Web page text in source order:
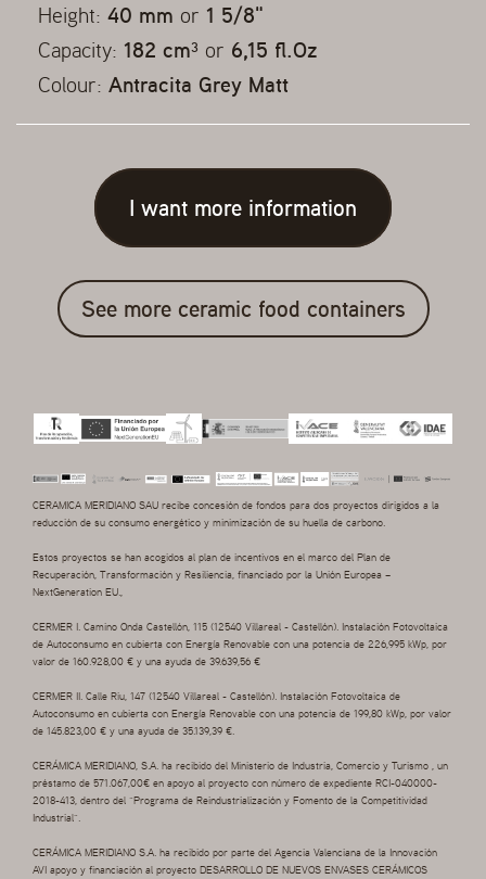
Height: 40 mm or 1 5/8"
Capacity: 182 cm³ or 6,15 fl.Oz
Colour: Antracita Grey Matt
I want more information
See more ceramic food containers
CERAMICA MERIDIANO SAU recibe concesión de fondos para dos proyectos dirigidos a la
reducción de su consumo energético y minimización de su huella de carbono.
Estos proyectos se han acogidos al plan de incentivos en el marco del Plan de
Recuperación, Transformación y Resiliencia, financiado por la Unión Europea –
NextGeneration EU.,
CERMER I. Camino Onda Castellón, 115 (12540 Villareal - Castellón). Instalación Fotovoltaica
de Autoconsumo en cubierta con Energía Renovable con una potencia de 226,995 kWp, por
valor de 160.928,00 € y una ayuda de 39.639,56 €
CERMER II. Calle Riu, 147 (12540 Villareal - Castellón). Instalación Fotovoltaica de
Autoconsumo en cubierta con Energía Renovable con una potencia de 199,80 kWp, por valor
de 145.823,00 € y una ayuda de 35.139,39 €.
CERÁMICA MERIDIANO, S.A. ha recibido del Ministerio de Industria, Comercio y Turismo , un
préstamo de 571.067,00€ en apoyo al proyecto con número de expediente RCI-040000-
2018-413, dentro del “Programa de Reindustrialización y Fomento de la Competitividad
Industrial”.
CERÁMICA MERIDIANO S.A. ha recibido por parte del Agencia Valenciana de la Innovación
AVI apoyo y financiación al proyecto DESARROLLO DE NUEVOS ENVASES CERÁMICOS